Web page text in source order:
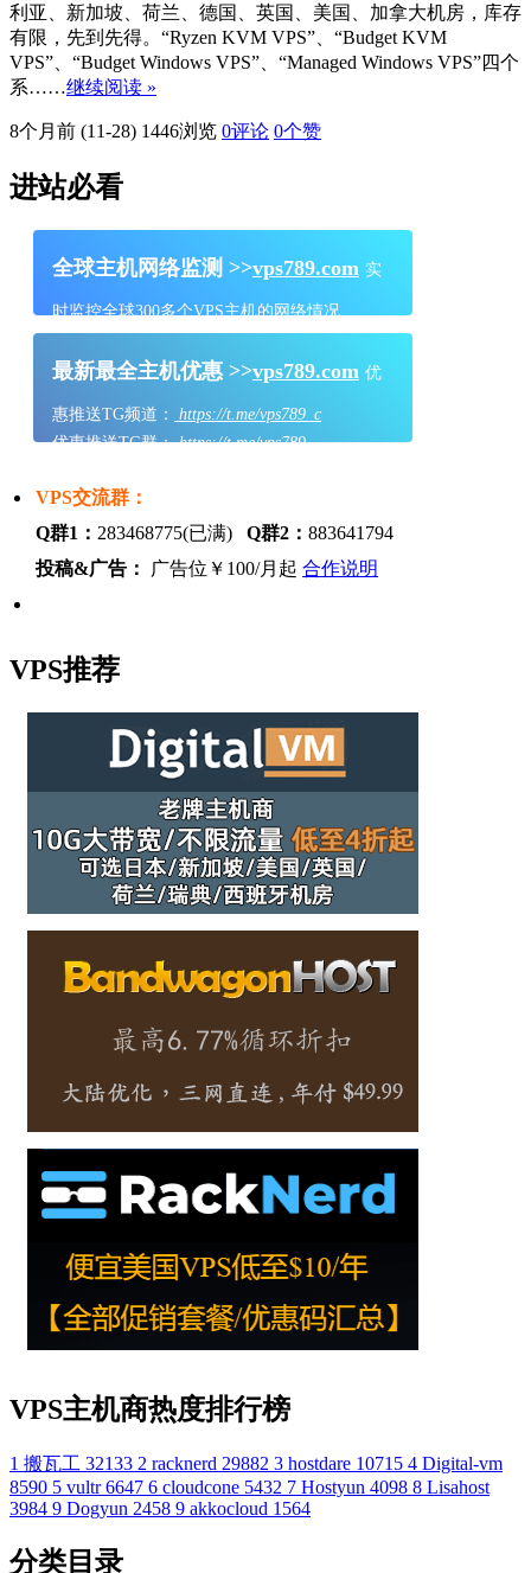
利亚、新加坡、荷兰、德国、英国、美国、加拿大机房，库存
有限，先到先得。“Ryzen KVM VPS”、“Budget KVM
VPS”、“Budget Windows VPS”、“Managed Windows VPS”四个
系……继续阅读 »
8个月前 (11-28) 1446浏览 0评论 0个赞
进站必看
全球主机网络监测 >>vps789.com 实
时监控全球300多个VPS主机的网络情况
最新最全主机优惠 >>vps789.com 优
惠推送TG频道：
https://t.me/vps789_c
优惠推送TG群：https://t.me/vps789
VPS交流群：
Q群1： 283468775(已满) Q群2： 883641794
投稿&广告：
广告位￥100/月起 合作说明
VPS推荐
VPS主机商热度排行榜
1 搬瓦工 32133 2 racknerd 29882 3 hostdare 10715 4 Digital-vm
8590 5 vultr 6647 6 cloudcone 5432 7 Hostyun 4098 8 Lisahost
3984 9 Dogyun 2458 9 akkocloud 1564
分类目录